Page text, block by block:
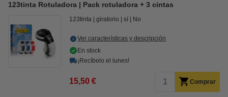
123tinta Rotuladora | Pack rotuladora + 3 cintas
123tinta giratorio sí No
Ver características y descripción
En stock
¡Recíbelo el lunes!
15,50 € Comprar